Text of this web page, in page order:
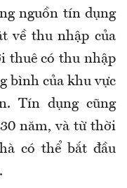
nguồn tín dụng
về thu nhập của
thuê có thu nhập
bình của khu vực
Tín dụng cũng
năm, và từ thời
có thể bắt đầu